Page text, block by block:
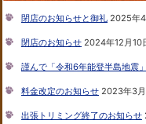
閉店のお知らせと御礼 2025年
閉店のお知らせ 2024年12月10
謹んで「令和6年能登半島地震
料金改定のお知らせ 2023年3月
出張トリミング終了のお知らせ